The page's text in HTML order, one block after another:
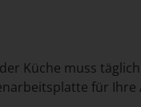
Küche muss
für Ihre